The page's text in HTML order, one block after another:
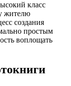
класс
жителю
создания
простым
воплощать